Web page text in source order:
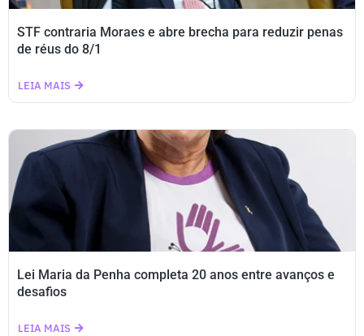
STF contraria Moraes e abre brecha para reduzir penas
de réus do 8/1
LEIA MAIS
Lei Maria da Penha completa 20 anos entre avanços e
desafios
LEIA MAIS